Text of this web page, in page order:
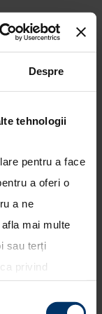
Despre
tehnologii
pentru a face
a oferi o
a ne
mai multe
sau terți
privind
sau să